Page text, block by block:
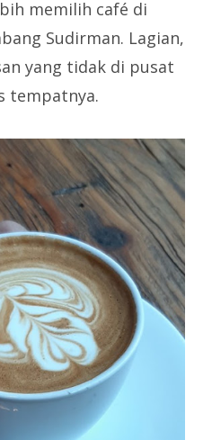
memilih café di
Sudirman. Lagian,
yang tidak di pusat
tempatnya.